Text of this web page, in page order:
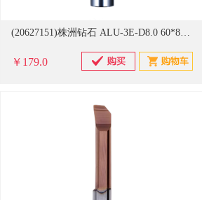
(20627151)株洲钻石 ALU-3E-D8.0 60*8*8mm 整体刀具 银色(单位：支)
￥179.0